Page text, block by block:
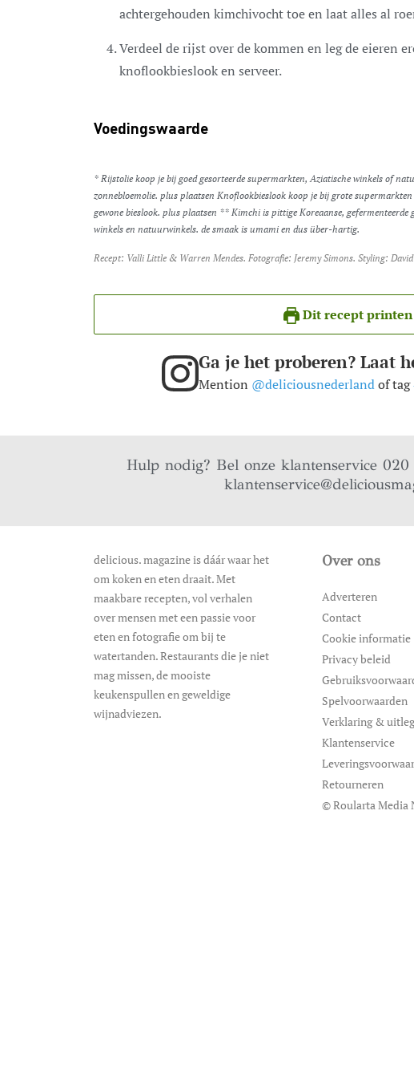
achtergehouden kimchivocht toe en laat alles al
Verdeel de rijst over de kommen en leg de eieren
knoflookbieslook en serveer.
Voedingswaarde
* Rijstolie koop je bij goed gesorteerde supermarkten, Aziatische winkels of
zonnebloemolie. plus plaatsen Knoflookbieslook koop je bij grote
gewone bieslook. plus plaatsen ** Kimchi is pittige Koreaanse,
winkels en natuurwinkels. de smaak is umami en dus über-hartig.
Recept: Valli Little & Warren Mendes. Fotografie: Jeremy Simons. Styling:
Dit recept printen
Ga je het proberen? Laat
Mention @deliciousnederlandof tag
Hulp nodig? Bel onze klantenservice
delicious. magazine is dáár waar het
om koken en eten draait. Met
maakbare recepten, vol verhalen
over mensen met een passie voor
eten en fotografie om bij te
watertanden. Restaurants die je niet
mag missen, de mooiste
keukenspullen en geweldige
wijnadviezen.
Over ons
Adverteren
Contact
Cookie informatie
Privacy beleid
Spelvoorwaarden
Verklaring & uitleg
Klantenservice
Retourneren
© Roularta Media